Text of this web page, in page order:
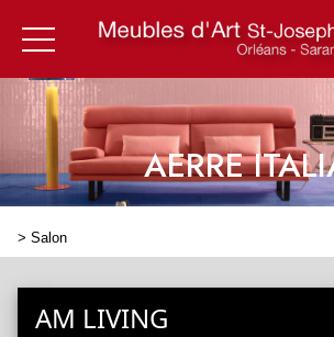
AERRE
> Salon
AM LIVING